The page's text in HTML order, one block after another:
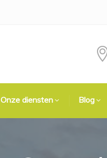
Onze diensten Blog